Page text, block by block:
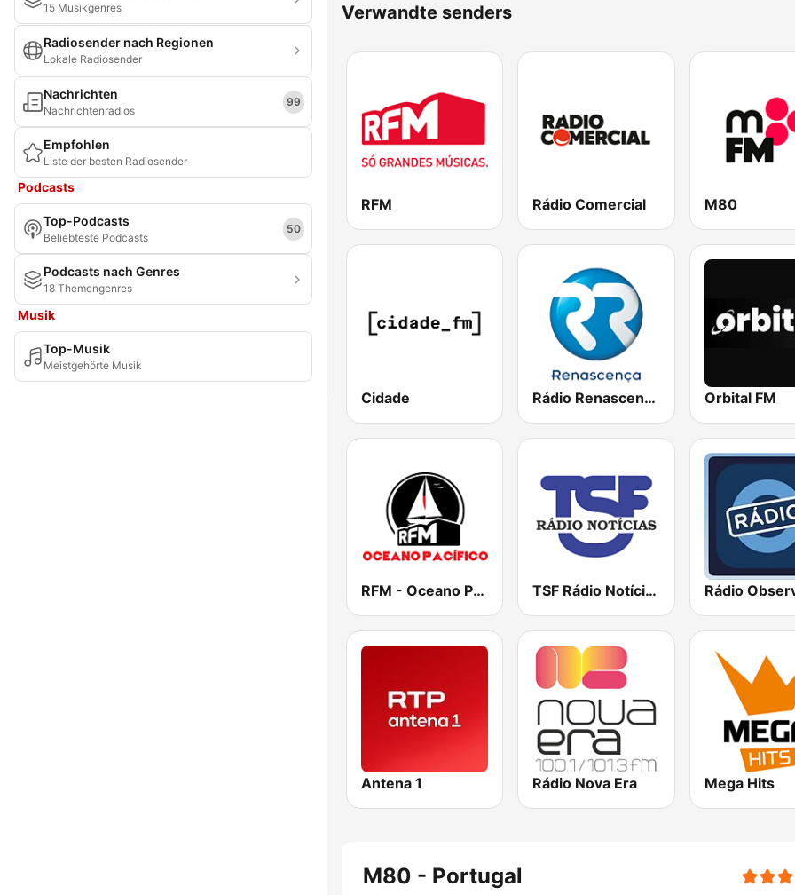
15 Musikgenres
Radiosender nach Regionen
Lokale Radiosender
Nachrichten
Nachrichtenradios
99
Empfohlen
Liste der besten Radiosender
Podcasts
Top-Podcasts
Beliebteste Podcasts
50
Podcasts nach Genres
18 Themengenres
Musik
Top-Musik
Meistgehörte Musik
Verwandte senders
RFM Rádio Comercial M80
Cidade Rádio Renascença Orbital FM
RFM - Oceano Pacífico Online TSF Rádio Notícias Rádio
Antena 1 Rádio Nova Era Mega Hits
M80 - Portugal